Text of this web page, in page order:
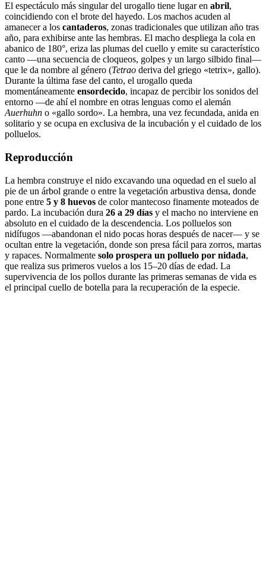
El espectáculo más singular del urogallo tiene lugar en abril,
coincidiendo con el brote del hayedo. Los machos acuden al
amanecer a los cantaderos, zonas tradicionales que utilizan año tras
año, para exhibirse ante las hembras. El macho despliega la cola en
abanico de 180°, eriza las plumas del cuello y emite su característico
canto —una secuencia de cloqueos, golpes y un largo silbido final—
que le da nombre al género (Tetrao deriva del griego «tetrix», gallo).
Durante la última fase del canto, el urogallo queda
momentáneamente ensordecido, incapaz de percibir los sonidos del
entorno —de ahí el nombre en otras lenguas como el alemán
Auerhuhn o «gallo sordo». La hembra, una vez fecundada, anida en
solitario y se ocupa en exclusiva de la incubación y el cuidado de los
polluelos.
Reproducción
La hembra construye el nido excavando una oquedad en el suelo al
pie de un árbol grande o entre la vegetación arbustiva densa, donde
pone entre 5 y 8 huevos de color mantecoso finamente moteados de
pardo. La incubación dura 26 a 29 días y el macho no interviene en
absoluto en el cuidado de la descendencia. Los polluelos son
nidífugos —abandonan el nido pocas horas después de nacer— y se
ocultan entre la vegetación, donde son presa fácil para zorros, martas
y rapaces. Normalmente solo prospera un polluelo por nidada,
que realiza sus primeros vuelos a los 15–20 días de edad. La
supervivencia de los pollos durante las primeras semanas de vida es
el principal cuello de botella para la recuperación de la especie.